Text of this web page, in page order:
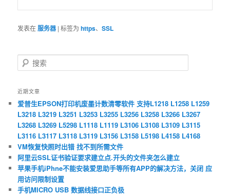
发表在服务器 |标签为 https、SSL
搜
索
近期文章
爱普生EPSON打印机废墨计数清零软件 支持L1218 L1258 L1259
L3218 L3219 L3251 L3253 L3255 L3256 L3258 L3266 L3267
L3268 L3269 L5298 L1118 L1119 L3106 L3108 L3109 L3115
L3116 L3117 L3118 L3119 L3156 L3158 L5198 L4158 L4168
VM恢复快照时出错 找不到所需文件
阿里云SSL证书验证要求建立点.开头的文件夹怎么建立
苹果手机iPhne不能安装爱思助手等所有APP的解决方法，关闭 应
用访问限制设置
手机MICRO USB 数据线接口正负极